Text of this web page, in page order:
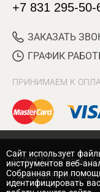
+7 831 295-50-
ЗАКАЗАТЬ
ГРАФИК
ПРИНИМАЕМ К
© 2017 Магазин
Нижний Новгород
Cайт использует
инструментов веб-
Собранная при
идентифицировать